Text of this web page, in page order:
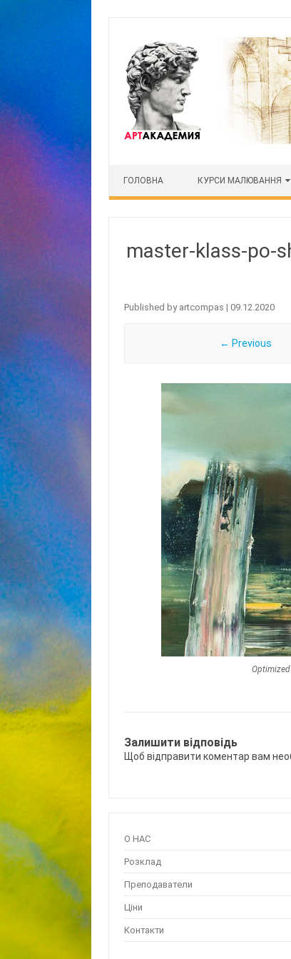
ГОЛОВНА КУРСИ МАЛЮВАННЯ
master-klass-po-
Published by artcompas | 09.12.2020
← Previous
Залишити відповідь
Щоб відправити коментар вам
О НАС
Розклад
Преподаватели
Ціни
Контакти